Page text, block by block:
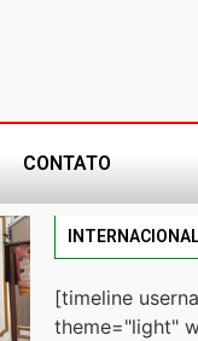
CONTATO
[timeline
theme="light"